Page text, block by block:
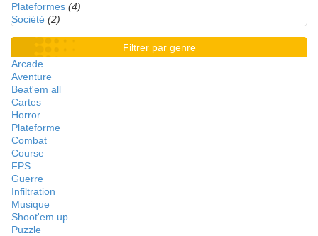
Plateformes (4)
Société (2)
Filtrer par genre
Arcade
Aventure
Beat'em all
Cartes
Horror
Plateforme
Combat
Course
FPS
Guerre
Infiltration
Musique
Shoot'em up
Puzzle